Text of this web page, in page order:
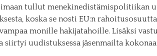
tullut menekinedistämispolitiikan
koska se nosti EU:n
monille hakijatahoille. Lisäksi
siirtyi uudistuksessa jäsenmailta